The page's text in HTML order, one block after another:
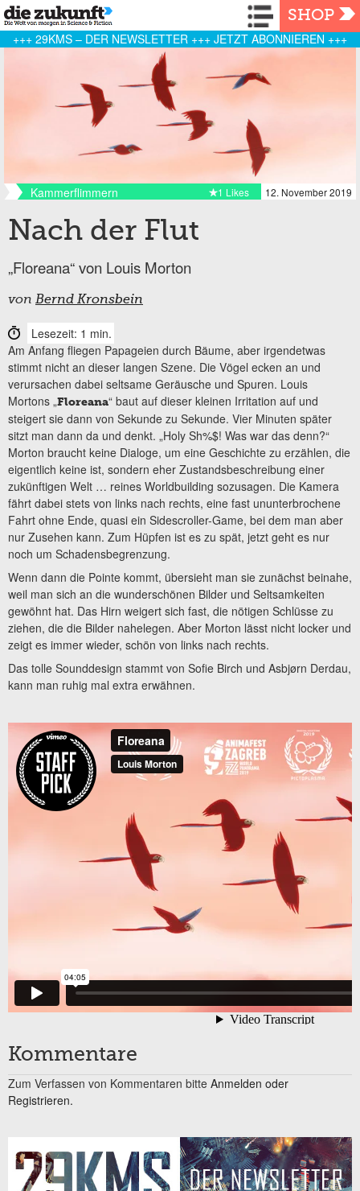
Navigation
SHOP
+++ 29KMS – DER NEWSLETTER +++ JETZT ABONNIEREN +++
Kammerflimmern 12. November 2019
1 Likes
Nach der Flut
„Floreana“ von Louis Morton
von Bernd Kronsbein
Lesezeit: 1 min.
Am Anfang fliegen Papageien durch Bäume, aber irgendetwas
stimmt nicht an dieser langen Szene. Die Vögel ecken an und
verursachen dabei seltsame Geräusche und Spuren. Louis
Mortons „Floreana“ baut auf dieser kleinen Irritation auf und
steigert sie dann von Sekunde zu Sekunde. Vier Minuten später
sitzt man dann da und denkt. „Holy Sh%$! Was war das denn?“
Morton braucht keine Dialoge, um eine Geschichte zu erzählen, die
eigentlich keine ist, sondern eher Zustandsbeschreibung einer
zukünftigen Welt … reines Worldbuilding sozusagen. Die Kamera
fährt dabei stets von links nach rechts, eine fast ununterbrochene
Fahrt ohne Ende, quasi ein Sidescroller-Game, bei dem man aber
nur Zusehen kann. Zum Hüpfen ist es zu spät, jetzt geht es nur
noch um Schadensbegrenzung.
Wenn dann die Pointe kommt, übersieht man sie zunächst beinahe,
weil man sich an die wunderschönen Bilder und Seltsamkeiten
gewöhnt hat. Das Hirn weigert sich fast, die nötigen Schlüsse zu
ziehen, die die Bilder nahelegen. Aber Morton lässt nicht locker und
zeigt es immer wieder, schön von links nach rechts.
Das tolle Sounddesign stammt von Sofie Birch und Asbjørn Derdau,
kann man ruhig mal extra erwähnen.
Kommentare
Zum Verfassen von Kommentaren bitte Anmelden oder
Registrieren.